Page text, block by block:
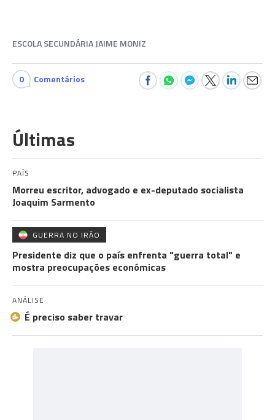
ESCOLA SECUNDÁRIA JAIME MONIZ
0 Comentários
Últimas
PAÍS
Morreu escritor, advogado e ex-deputado socialista
Joaquim Sarmento
GUERRA NO IRÃO
Presidente diz que o país enfrenta "guerra total" e
mostra preocupações económicas
ANÁLISE
É preciso saber travar